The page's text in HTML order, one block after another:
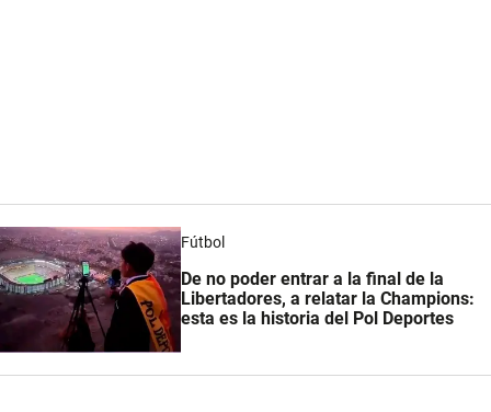
Fútbol
De no poder entrar a la final de la
Libertadores, a relatar la Champions:
esta es la historia del Pol Deportes